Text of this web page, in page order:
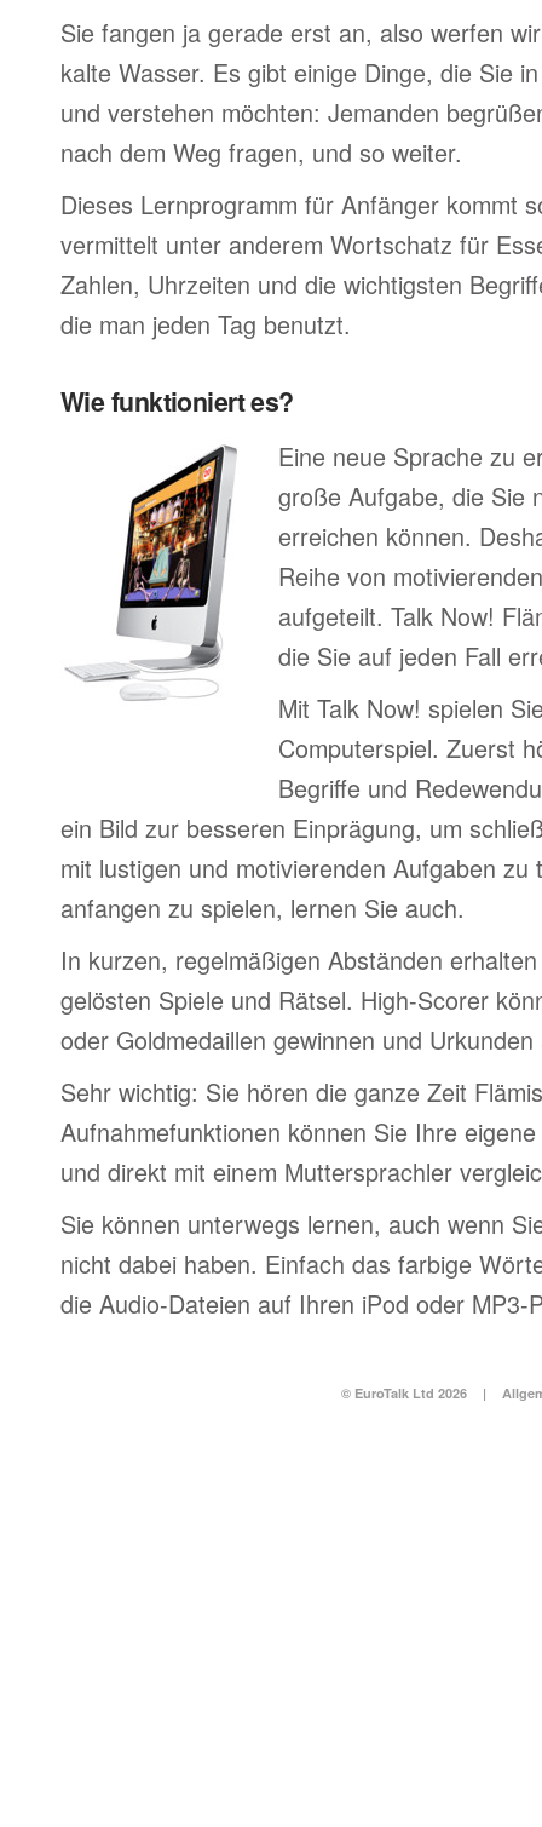
Sie fangen ja gerade erst an, also werfen
kalte Wasser. Es gibt einige Dinge, die Sie
und verstehen möchten: Jemanden
nach dem Weg fragen, und so weiter.
Dieses Lernprogramm für Anfänger kommt
vermittelt unter anderem Wortschatz für
Zahlen, Uhrzeiten und die wichtigsten
die man jeden Tag benutzt.
Wie funktioniert es?
Eine neue Sprache zu
große Aufgabe, die Sie
erreichen können.
Reihe von
aufgeteilt. Talk Now!
die Sie auf jeden Fall
Mit Talk Now! spielen
Computerspiel. Zuerst
Begriffe und
ein Bild zur besseren Einprägung, um
mit lustigen und motivierenden Aufgaben zu
anfangen zu spielen, lernen Sie auch.
In kurzen, regelmäßigen Abständen
gelösten Spiele und Rätsel. High-Scorer
oder Goldmedaillen gewinnen und
Sehr wichtig: Sie hören die ganze Zeit
Aufnahmefunktionen können Sie Ihre
und direkt mit einem Muttersprachler
Sie können unterwegs lernen, auch wenn
nicht dabei haben. Einfach das farbige
die Audio-Dateien auf Ihren iPod oder MP3-
© EuroTalk Ltd 2026 |